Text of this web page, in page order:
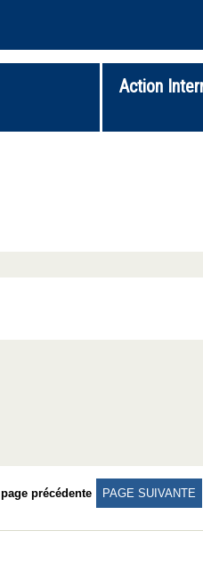
Action
page précédente PAGE SUIVANTE